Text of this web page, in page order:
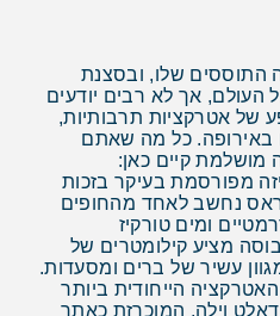
התוססים שלו, ובסצנת
העולם, אך לא רבים יודעים
של אטרקציות תרבותיות,
באירופה. כל מה שאתם
מושלמת קיים כאן:
מפורסמת בעיקר בזכות
נחשב לאחד מהחופים
ומים טורקיז
מציע קילומטרים של
עשיר של ברים ומסעדות.
הייחודית ביותר
וילה, המוכרזת כאתר